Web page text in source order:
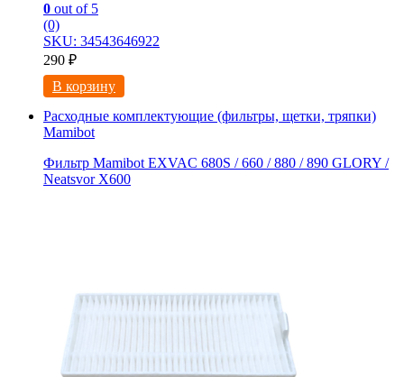
0 out of 5
(0)
SKU: 34543646922
290 ₽
В корзину
Расходные комплектующие (фильтры, щетки, тряпки)
Mamibot
Фильтр Mamibot EXVAC 680S / 660 / 880 / 890 GLORY /
Neatsvor X600